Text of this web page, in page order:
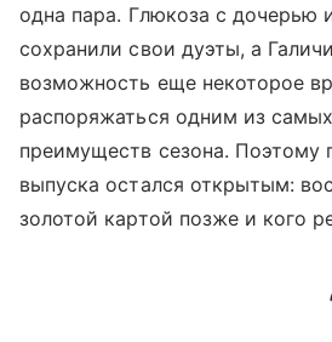
одна пара. Глюкоза с дочерью
сохранили свои дуэты, а
возможность еще некоторое
распоряжаться одним из
преимуществ сезона. Поэтому
выпуска остался открытым:
золотой картой позже и кого